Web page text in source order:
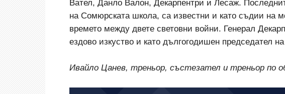
Вател, Данло Валон, Декарпентри и Лесаж.
на Сомюрската школа, са известни и като съдии на
времето между двете световни войни. Генерал
ездово изкуство и като дългогодишен председател
Ивайло Цанев, треньор, състезател и треньор по